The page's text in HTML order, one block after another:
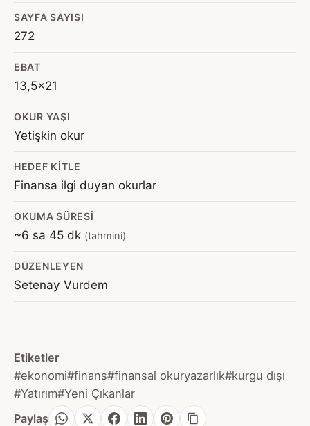
SAYFA SAYISI
272
EBAT
13,5×21
OKUR YAŞI
Yetişkin okur
HEDEF KITLE
Finansa ilgi duyan okurlar
OKUMA SÜRESI
~6 sa 45 dk (tahmini)
DÜZENLEYEN
Setenay Vurdem
Etiketler
#ekonomi#finans#finansal okuryazarlık#kurgu dışı
#Yatırım#Yeni Çıkanlar
Paylaş